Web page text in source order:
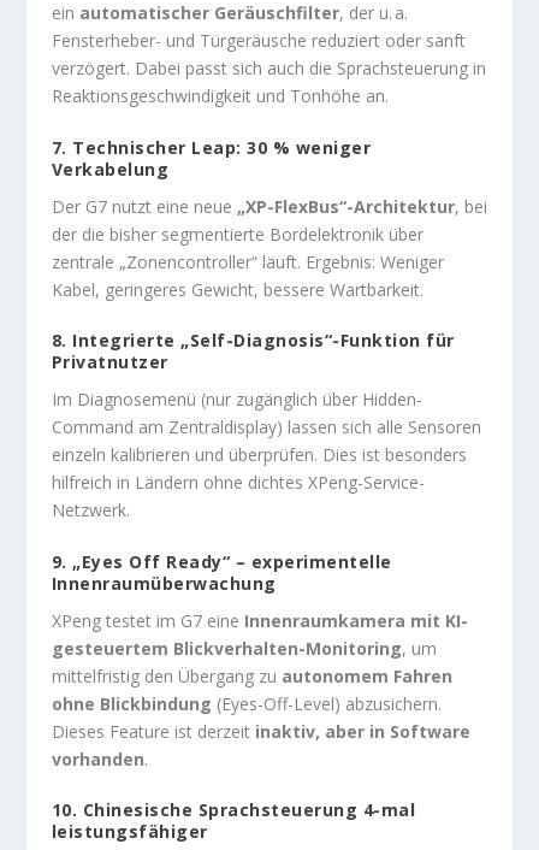
ein automatischer Geräuschfilter, der u. a.
Fensterheber- und Türgeräusche reduziert oder sanft
verzögert. Dabei passt sich auch die Sprachsteuerung in
Reaktionsgeschwindigkeit und Tonhöhe an.
7. Technischer Leap: 30 % weniger
Verkabelung
Der G7 nutzt eine neue „XP-FlexBus“-Architektur, bei
der die bisher segmentierte Bordelektronik über
zentrale „Zonencontroller“ läuft. Ergebnis: Weniger
Kabel, geringeres Gewicht, bessere Wartbarkeit.
8. Integrierte „Self-Diagnosis“-Funktion für
Privatnutzer
Im Diagnosemenü (nur zugänglich über Hidden-
Command am Zentraldisplay) lassen sich alle Sensoren
einzeln kalibrieren und überprüfen. Dies ist besonders
hilfreich in Ländern ohne dichtes XPeng-Service-
Netzwerk.
9. „Eyes Off Ready“ – experimentelle
Innenraumüberwachung
XPeng testet im G7 eine Innenraumkamera mit KI-
gesteuertem Blickverhalten-Monitoring, um
mittelfristig den Übergang zu autonomem Fahren
ohne Blickbindung (Eyes-Off-Level) abzusichern.
Dieses Feature ist derzeit inaktiv, aber in Software
vorhanden.
10. Chinesische Sprachsteuerung 4-mal
leistungsfähiger